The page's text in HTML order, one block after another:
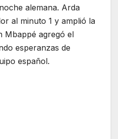
alemana. Arda
al minuto 1 y amplió la
Mbappé agregó el
esperanzas de
español.